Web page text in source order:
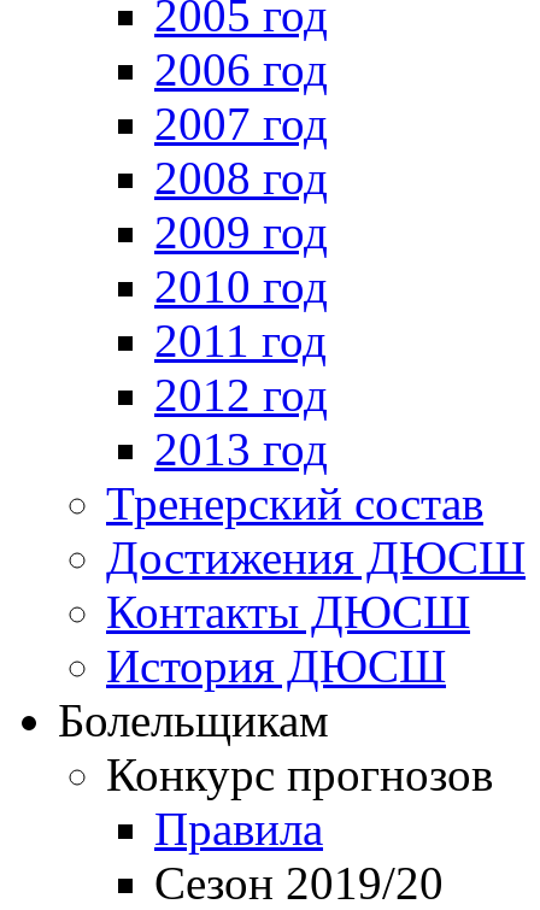
2005 год
2006 год
2007 год
2008 год
2009 год
2010 год
2011 год
2012 год
2013 год
Тренерский состав
Достижения ДЮСШ
Контакты ДЮСШ
История ДЮСШ
Болельщикам
Конкурс прогнозов
Правила
Сезон 2019/20